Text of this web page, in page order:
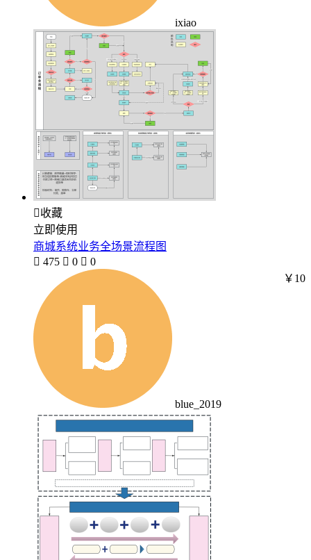
ixiao
收藏
立即使用
商城系统业务全场景流程图
 475  0  0
blue_2019
￥10